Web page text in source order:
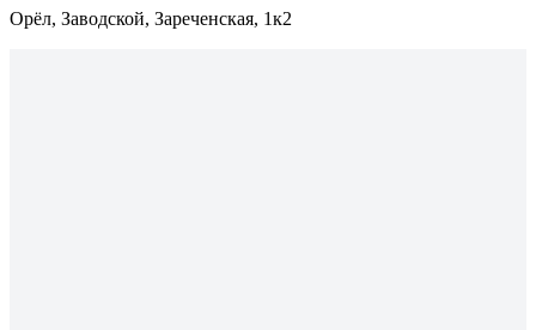
Орёл, Заводской, Зареченская, 1к2